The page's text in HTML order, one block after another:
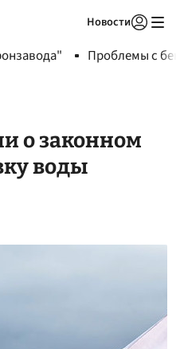
Новости
Проблемы с
о законном
воды